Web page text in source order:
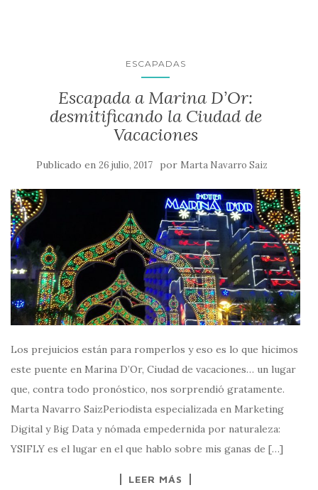
ESCAPADAS
Escapada a Marina D’Or:
desmitificando la Ciudad de
Vacaciones
Publicado en 26 julio, 2017 por Marta Navarro Saiz
Los prejuicios están para romperlos y eso es lo que hicimos
este puente en Marina D’Or, Ciudad de vacaciones… un lugar
que, contra todo pronóstico, nos sorprendió gratamente.
Marta Navarro SaizPeriodista especializada en Marketing
Digital y Big Data y nómada empedernida por naturaleza:
YSIFLY es el lugar en el que hablo sobre mis ganas de […]
LEER MÁS